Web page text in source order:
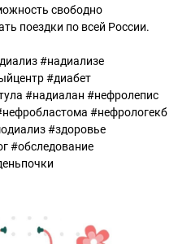
свободно
поездки по всей России.
#надиализе
#диабет
#надиалан #нефролепис
#нефрологекб
#здоровье
#обследование